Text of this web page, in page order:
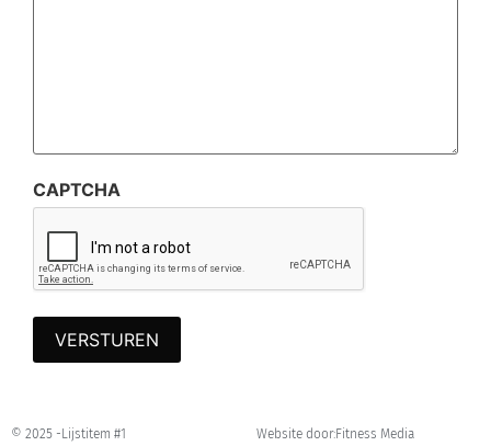
CAPTCHA
© 2025 - Lijstitem #1 Website door:Fitness Media